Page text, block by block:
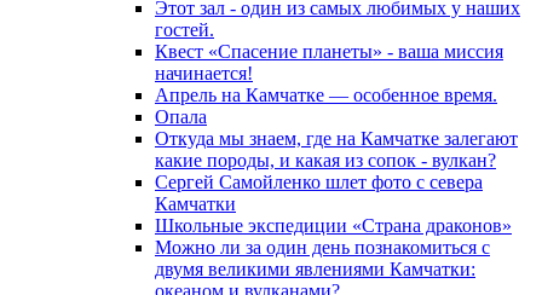
Этот зал - один из самых любимых у наших
гостей.
Квест «Спасение планеты» - ваша миссия
начинается!
Апрель на Камчатке — особенное время.
Опала
Откуда мы знаем, где на Камчатке залегают
какие породы, и какая из сопок - вулкан?
Сергей Самойленко шлет фото с севера
Камчатки
Школьные экспедиции «Страна драконов»
Можно ли за один день познакомиться с
двумя великими явлениями Камчатки:
океаном и вулканами?